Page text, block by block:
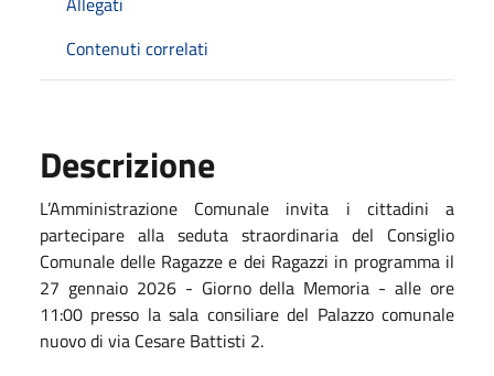
Contenuti correlati
Descrizione
L’Amministrazione Comunale invita i cittadini a
partecipare alla seduta straordinaria del Consiglio
Comunale delle Ragazze e dei Ragazzi in programma il
27 gennaio 2026 - Giorno della Memoria - alle ore
11:00 presso la sala consiliare del Palazzo comunale
nuovo di via Cesare Battisti 2.